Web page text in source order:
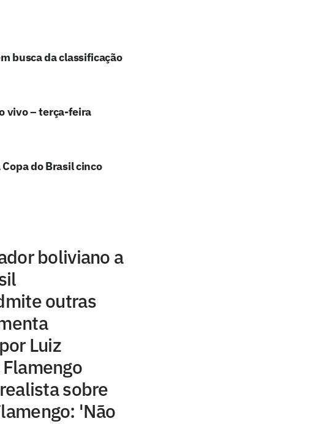
busca da classificação
vivo – terça-feira
do Brasil cinco
boliviano a
outras
Luiz
sobre
'Não